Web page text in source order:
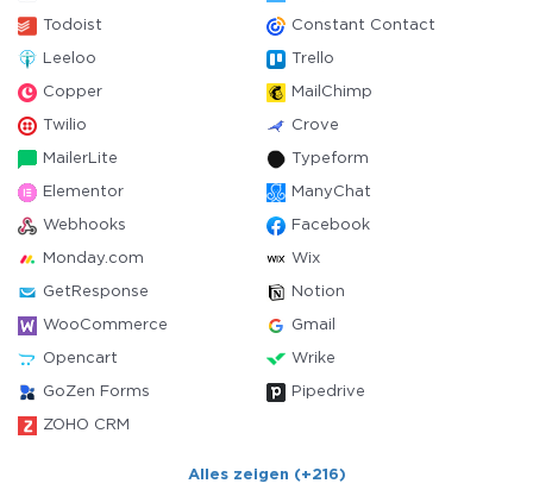
Todoist Constant Contact
Leeloo Trello
Copper MailChimp
Twilio Crove
MailerLite Typeform
Elementor ManyChat
Webhooks Facebook
Monday.com Wix
GetResponse Notion
WooCommerce Gmail
Opencart Wrike
GoZen Forms Pipedrive
ZOHO CRM
Alles zeigen (+216)